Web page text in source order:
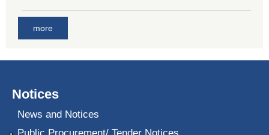
more
Notices
News and Notices